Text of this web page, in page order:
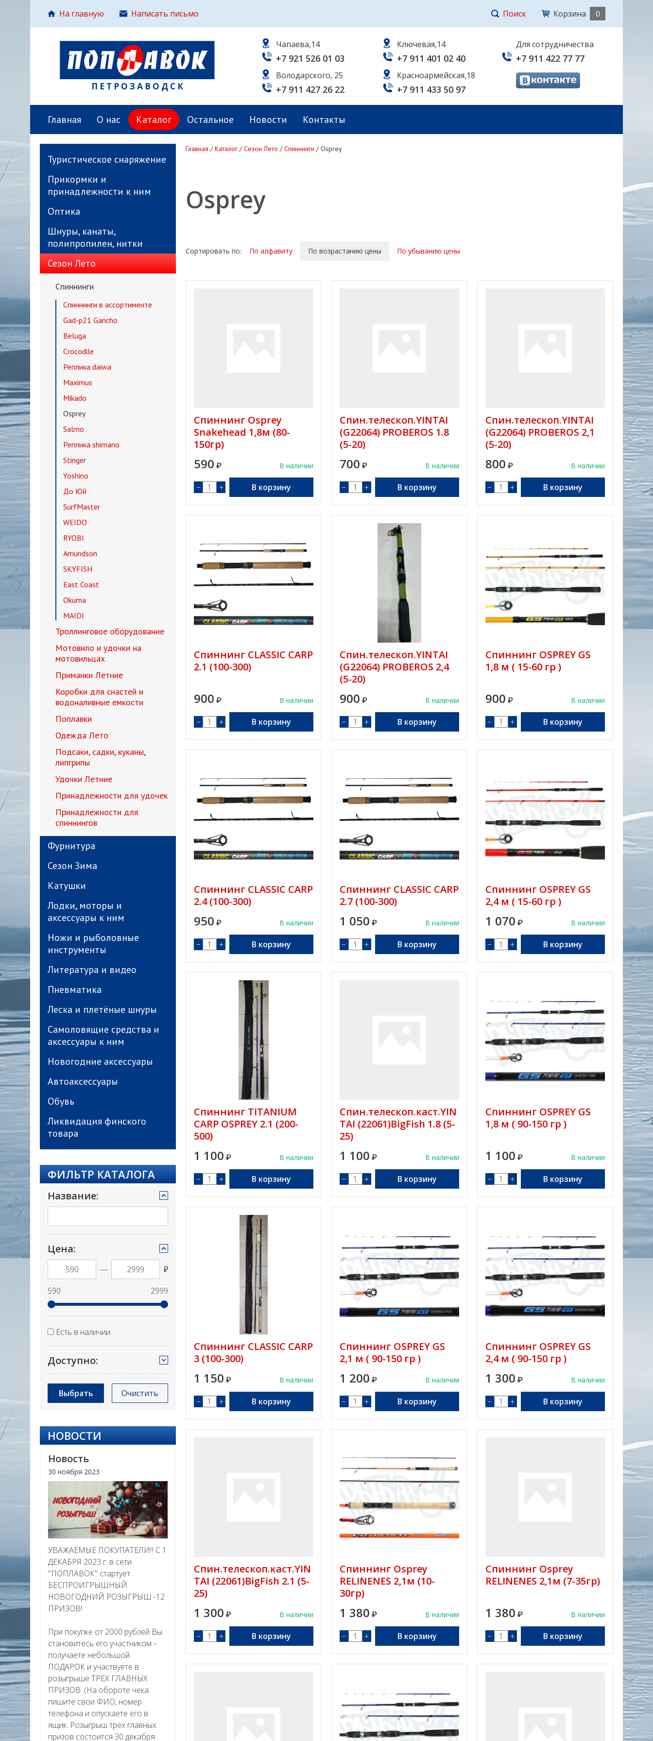
На главную Написать письмо Поиск Корзина 0
ПЕТРОЗАВОДСК
Чапаева,14
+7 921 526 01 03
Володарского, 25
+7 911 427 26 22
Ключевая,14
+7 911 401 02 40
Красноармейская,18
+7 911 433 50 97
Для сотрудничества
+7 911 422 77 77
Главная О нас Каталог Остальное Новости Контакты
Туристическое снаряжение
Прикормки и
принадлежности к ним
Оптика
Шнуры, канаты,
полипропилен, нитки
Сезон Лето
Спиннинги
Спиннинги в ассортименте
Gad-p21 Gancho
Beluga
Crocodile
Реплика daiwa
Maximus
Mikado
Osprey
Salmo
Реплика shimano
Stinger
Yoshino
До Юй
SurfMaster
WEIDO
RYOBI
Amundson
SKYFISH
East Coast
Okuma
MAIDI
Троллинговое оборудование
Мотовило и удочки на
мотовильцах
Приманки Летние
Коробки для снастей и
водоналивные емкости
Поплавки
Одежда Лето
Подсаки, садки, куканы,
липгрипы
Удочки Летние
Принадлежности для удочек
Принадлежности для
спиннингов
Фурнитура
Сезон Зима
Катушки
Лодки, моторы и
аксессуары к ним
Ножи и рыболовные
инструменты
Литература и видео
Пневматика
Леска и плетёные шнуры
Самоловящие средства и
аксессуары к ним
Новогодние аксессуары
Автоаксессуары
Обувь
Ликвидация финского
товара
ФИЛЬТР КАТАЛОГА
Название:
Цена:
—
₽
590
2999
Есть в наличии
Доступно:
Выбрать Очистить
НОВОСТИ
Новость
30 ноября 2023
УВАЖАЕМЫЕ ПОКУПАТЕЛИ‼ С 1
ДЕКАБРЯ 2023 г. в сети
"ПОПЛАВОК" стартует
БЕСПРОИГРЫШНЫЙ
НОВОГОДНИЙ РОЗЫГРЫШ -12
ПРИЗОВ!
При покупке от 2000 рублей Вы
становитесь его участником –
получаете небольшой
ПОДАРОК и участвуете в
розыгрыше ТРЕХ ГЛАВНЫХ
ПРИЗОВ .(На обороте чека
пишите свои ФИО, номер
телефона и опускаете его в
ящик. Розыгрыш трёх главных
призов состоится 30 декабря
Главная /Каталог /Сезон Лето /Спиннинги /Osprey
Osprey
Сортировать по: По алфавиту По возрастанию цены По убыванию цены
Спиннинг Osprey
Snakehead 1,8м (80-
150гр)
590 ₽ В наличии
− + В корзину
Спин.телескоп.YINTAI
(G22064) PROBEROS 1.8
(5-20)
700 ₽ В наличии
− + В корзину
Спин.телескоп.YINTAI
(G22064) PROBEROS 2,1
(5-20)
800 ₽ В наличии
− + В корзину
Спиннинг CLASSIC CARP
2.1 (100-300)
900 ₽ В наличии
− + В корзину
Спин.телескоп.YINTAI
(G22064) PROBEROS 2,4
(5-20)
900 ₽ В наличии
− + В корзину
Спиннинг OSPREY GS
1,8 м ( 15-60 гр )
900 ₽ В наличии
− + В корзину
Спиннинг CLASSIC CARP
2.4 (100-300)
950 ₽ В наличии
− + В корзину
Спиннинг CLASSIC CARP
2.7 (100-300)
1 050 ₽ В наличии
− + В корзину
Спиннинг OSPREY GS
2,4 м ( 15-60 гр )
1 070 ₽ В наличии
− + В корзину
Спиннинг TITANIUM
CARP OSPREY 2.1 (200-
500)
1 100 ₽ В наличии
− + В корзину
Спин.телескоп.каст.YIN
TAI (22061)BigFish 1.8 (5-
25)
1 100 ₽ В наличии
− + В корзину
Спиннинг OSPREY GS
1,8 м ( 90-150 гр )
1 100 ₽ В наличии
− + В корзину
Спиннинг CLASSIC CARP
3 (100-300)
1 150 ₽ В наличии
− + В корзину
Спиннинг OSPREY GS
2,1 м ( 90-150 гр )
1 200 ₽ В наличии
− + В корзину
Спиннинг OSPREY GS
2,4 м ( 90-150 гр )
1 300 ₽ В наличии
− + В корзину
Спин.телескоп.каст.YIN
TAI (22061)BigFish 2.1 (5-
25)
1 300 ₽ В наличии
− + В корзину
Спиннинг Osprey
RELINENES 2,1м (10-
30гр)
1 380 ₽ В наличии
− + В корзину
Спиннинг Osprey
RELINENES 2,1м (7-35гр)
1 380 ₽ В наличии
− + В корзину